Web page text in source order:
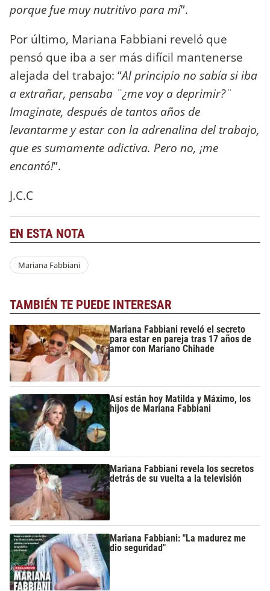
porque fue muy nutritivo para mí”.
Por último, Mariana Fabbiani reveló que
pensó que iba a ser más difícil mantenerse
alejada del trabajo: “Al principio no sabía si iba
a extrañar, pensaba ¨¿me voy a deprimir?¨
Imaginate, después de tantos años de
levantarme y estar con la adrenalina del trabajo,
que es sumamente adictiva. Pero no, ¡me
encantó!”.
J.C.C
EN ESTA NOTA
Mariana Fabbiani
TAMBIÉN TE PUEDE INTERESAR
Mariana Fabbiani reveló el secreto
para estar en pareja tras 17 años de
amor con Mariano Chihade
Así están hoy Matilda y Máximo, los
hijos de Mariana Fabbiani
Mariana Fabbiani revela los secretos
detrás de su vuelta a la televisión
Mariana Fabbiani: "La madurez me
dio seguridad"